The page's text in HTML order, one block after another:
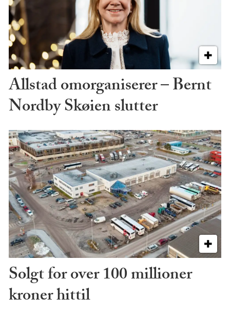
Allstad omorganiserer – Bernt
Nordby Skøien slutter
Solgt for over 100 millioner
kroner hittil